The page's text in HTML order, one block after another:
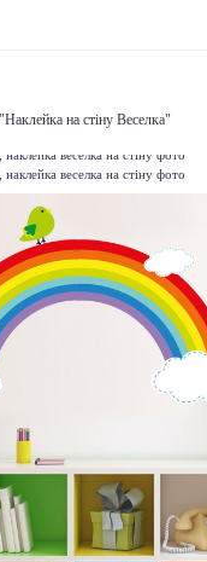
"Наклейка на стіну Веселка"